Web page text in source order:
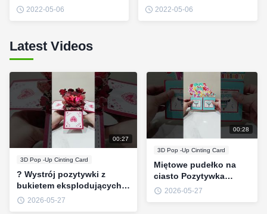
marketingu
2022-05-06
do nagrywania głosu ze
2022-05-06
Latest Videos
00:27
3D Pop -Up Cinting Card
? Wystrój pozytywki z
bukietem eksplodujących
róż #WalentynkiPrezent
2026-05-27
00:28
3D Pop -Up Cinting Card
Miętowe pudełko na
ciasto Pozytywka
#BirthdayParty
2026-05-27